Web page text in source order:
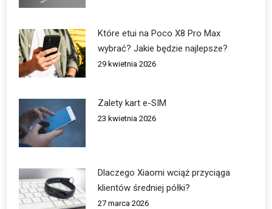
Które etui na Poco X8 Pro Max
wybrać? Jakie będzie najlepsze?
29 kwietnia 2026
Zalety kart e-SIM
23 kwietnia 2026
Dlaczego Xiaomi wciąż przyciąga
klientów średniej półki?
27 marca 2026